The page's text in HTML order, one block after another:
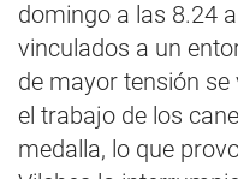
domingo a las 8.24
vinculados a un
de mayor tensión
el trabajo de los
medalla, lo que